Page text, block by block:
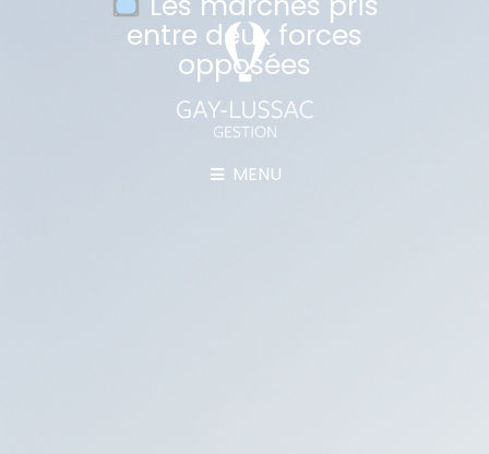
MENU
entre deux forces
opposées